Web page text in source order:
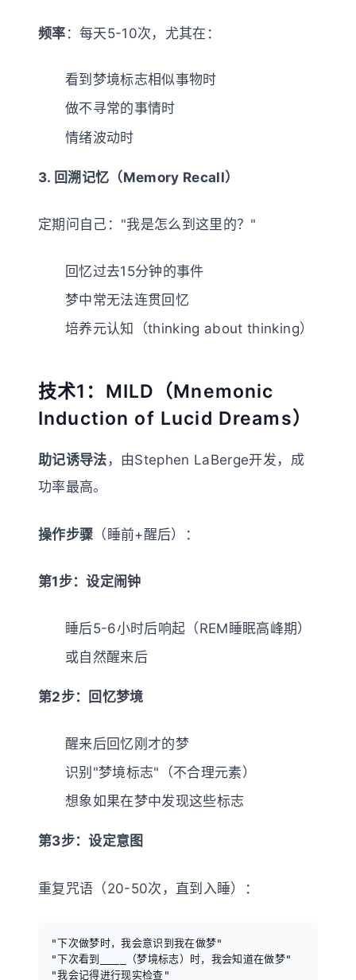
频率 ：每天5-10次，尤其在：
看到梦境标志相似事物时
做不寻常的事情时
情绪波动时
3. 回溯记忆（Memory Recall）
定期问自己："我是怎么到这里的？"
回忆过去15分钟的事件
梦中常无法连贯回忆
培养元认知（thinking about thinking）
技术1：MILD（Mnemonic
Induction of Lucid Dreams）
助记诱导法 ，由Stephen LaBerge开发，成
功率最高。
操作步骤 （睡前+醒后）：
第1步：设定闹钟
睡后5-6小时后响起（REM睡眠高峰期）
或自然醒来后
第2步：回忆梦境
醒来后回忆刚才的梦
识别"梦境标志"（不合理元素）
想象如果在梦中发现这些标志
第3步：设定意图
重复咒语（20-50次，直到入睡）：
"下次做梦时，我会意识到我在做梦"
"下次看到____（梦境标志）时，我会知道在做梦"